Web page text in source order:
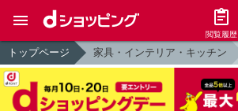
閲覧履歴
トップページ 家具・インテリア・キッチン